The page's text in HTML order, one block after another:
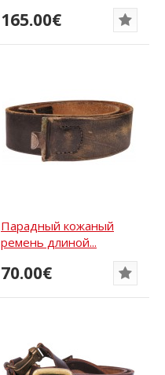
165.00€
Парадный кожаный
ремень длиной...
70.00€